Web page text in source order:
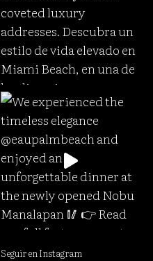
Seguir en Instagram